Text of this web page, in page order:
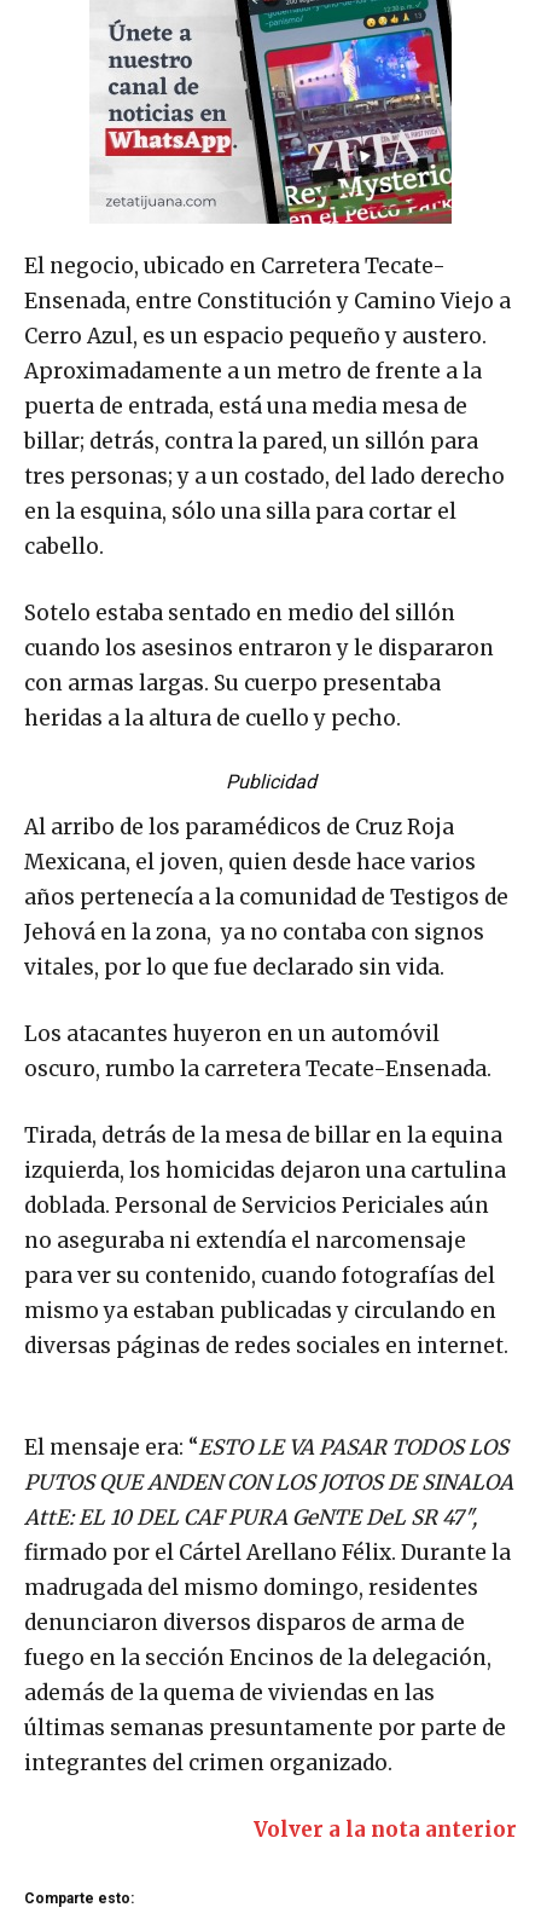
El negocio, ubicado en Carretera Tecate-
Ensenada, entre Constitución y Camino Viejo a
Cerro Azul, es un espacio pequeño y austero.
Aproximadamente a un metro de frente a la
puerta de entrada, está una media mesa de
billar; detrás, contra la pared, un sillón para
tres personas; y a un costado, del lado derecho
en la esquina, sólo una silla para cortar el
cabello.
Sotelo estaba sentado en medio del sillón
cuando los asesinos entraron y le dispararon
con armas largas. Su cuerpo presentaba
heridas a la altura de cuello y pecho.
Publicidad
Al arribo de los paramédicos de Cruz Roja
Mexicana, el joven, quien desde hace varios
años pertenecía a la comunidad de Testigos de
Jehová en la zona, ya no contaba con signos
vitales, por lo que fue declarado sin vida.
Los atacantes huyeron en un automóvil
oscuro, rumbo la carretera Tecate-Ensenada.
Tirada, detrás de la mesa de billar en la equina
izquierda, los homicidas dejaron una cartulina
doblada. Personal de Servicios Periciales aún
no aseguraba ni extendía el narcomensaje
para ver su contenido, cuando fotografías del
mismo ya estaban publicadas y circulando en
diversas páginas de redes sociales en internet.
El mensaje era: “ESTO LE VA PASAR TODOS LOS
PUTOS QUE ANDEN CON LOS JOTOS DE SINALOA
AttE: EL 10 DEL CAF PURA GeNTE DeL SR 47″,
firmado por el Cártel Arellano Félix. Durante la
madrugada del mismo domingo, residentes
denunciaron diversos disparos de arma de
fuego en la sección Encinos de la delegación,
además de la quema de viviendas en las
últimas semanas presuntamente por parte de
integrantes del crimen organizado.
Volver a la nota anterior
Comparte esto: